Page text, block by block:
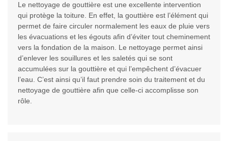
Le nettoyage de gouttière est une excellente intervention
qui protège la toiture. En effet, la gouttière est l’élément qui
permet de faire circuler normalement les eaux de pluie vers
les évacuations et les égouts afin d’éviter tout cheminement
vers la fondation de la maison. Le nettoyage permet ainsi
d’enlever les souillures et les saletés qui se sont
accumulées sur la gouttière et qui l’empêchent d’évacuer
l’eau. C’est ainsi qu’il faut prendre soin du traitement et du
nettoyage de gouttière afin que celle-ci accomplisse son
rôle.